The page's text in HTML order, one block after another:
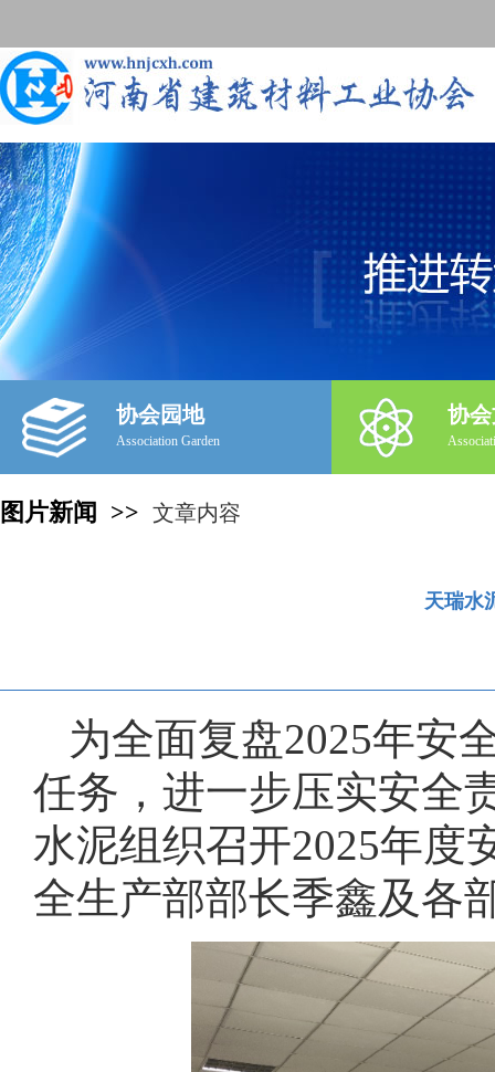
协会园地
Association Garden
协
图片新闻 >> 文章内容
天瑞水
为全面复盘2025年安
任务，进一步压实安全
水泥组织召开2025年度
全生产部部长季鑫及各